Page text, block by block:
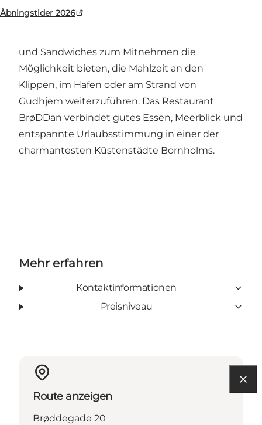
Åbningstider 2026
An warmen Tagen lässt sich das Essen mit dem
und Sandwiches zum Mitnehmen die
Möglichkeit bieten, die Mahlzeit an den
Klippen, im Hafen oder am Strand von
Gudhjem weiterzuführen. Das Restaurant
BrøDDan verbindet gutes Essen, Meerblick und
entspannte Urlaubsstimmung in einer der
charmantesten Küstenstädte Bornholms.
Mehr erfahren
Kontaktinformationen
Preisniveau
Route anzeigen
Brøddegade 20